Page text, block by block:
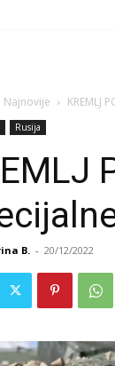
Najnovije KREMLJ
Rusija
B. - 20/12/2022